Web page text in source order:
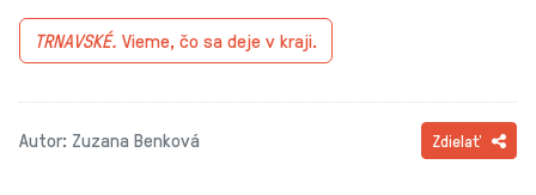
TRNAVSKÉ. Vieme, čo sa deje v kraji.
Autor: Zuzana Benková Zdielať